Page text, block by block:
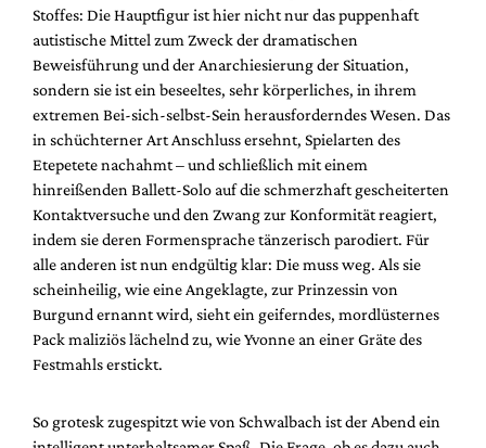
Stoffes: Die Hauptfigur ist hier nicht nur das puppenhaft
autistische Mittel zum Zweck der dramatischen
Beweisführung und der Anarchiesierung der Situation,
sondern sie ist ein beseeltes, sehr körperliches, in ihrem
extremen Bei-sich-selbst-Sein herausforderndes Wesen. Das
in schüchterner Art Anschluss ersehnt, Spielarten des
Etepetete nachahmt – und schließlich mit einem
hinreißenden Ballett-Solo auf die schmerzhaft gescheiterten
Kontaktversuche und den Zwang zur Konformität reagiert,
indem sie deren Formensprache tänzerisch parodiert. Für
alle anderen ist nun endgültig klar: Die muss weg. Als sie
scheinheilig, wie eine Angeklagte, zur Prinzessin von
Burgund ernannt wird, sieht ein geiferndes, mordlüsternes
Pack maliziös lächelnd zu, wie Yvonne an einer Gräte des
Festmahls erstickt.
So grotesk zugespitzt wie von Schwalbach ist der Abend ein